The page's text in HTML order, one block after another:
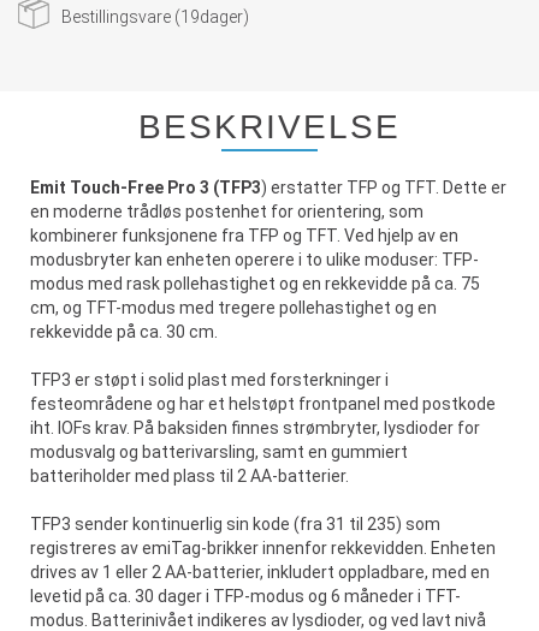
Bestillingsvare (19dager)
BESKRIVELSE
Emit Touch-Free Pro 3 (TFP3) erstatter TFP og TFT. Dette er
en moderne trådløs postenhet for orientering, som
kombinerer funksjonene fra TFP og TFT. Ved hjelp av en
modusbryter kan enheten operere i to ulike moduser: TFP-
modus med rask pollehastighet og en rekkevidde på ca. 75
cm, og TFT-modus med tregere pollehastighet og en
rekkevidde på ca. 30 cm.
TFP3 er støpt i solid plast med forsterkninger i
festeområdene og har et helstøpt frontpanel med postkode
iht. IOFs krav. På baksiden finnes strømbryter, lysdioder for
modusvalg og batterivarsling, samt en gummiert
batteriholder med plass til 2 AA-batterier.
TFP3 sender kontinuerlig sin kode (fra 31 til 235) som
registreres av emiTag-brikker innenfor rekkevidden. Enheten
drives av 1 eller 2 AA-batterier, inkludert oppladbare, med en
levetid på ca. 30 dager i TFP-modus og 6 måneder i TFT-
modus. Batterinivået indikeres av lysdioder, og ved lavt nivå